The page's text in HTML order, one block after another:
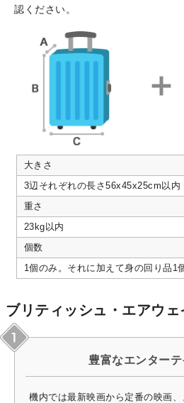
認ください。
大きさ
3辺それぞれの長さ56x45x25cm以内
重さ
23kg以内
個数
1個のみ。それに加えて身の回り品1
ブリティッシュ・エアウ
豊富なエンターテ
機内では最新映画から定番の映画